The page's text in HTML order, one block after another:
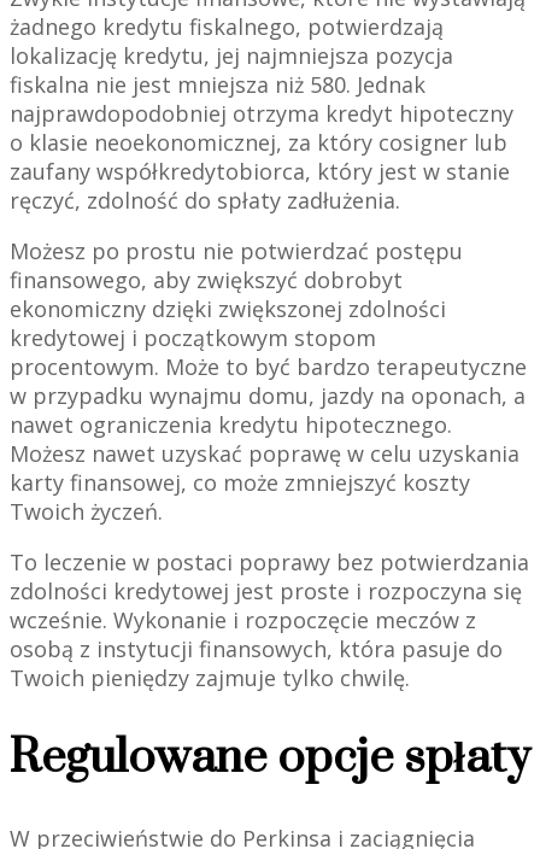
żadnego kredytu fiskalnego, potwierdzają
lokalizację kredytu, jej najmniejsza pozycja
fiskalna nie jest mniejsza niż 580. Jednak
najprawdopodobniej otrzyma kredyt hipoteczny
o klasie neoekonomicznej, za który cosigner lub
zaufany współkredytobiorca, który jest w stanie
ręczyć, zdolność do spłaty zadłużenia.
Możesz po prostu nie potwierdzać postępu
finansowego, aby zwiększyć dobrobyt
ekonomiczny dzięki zwiększonej zdolności
kredytowej i początkowym stopom
procentowym. Może to być bardzo terapeutyczne
w przypadku wynajmu domu, jazdy na oponach, a
nawet ograniczenia kredytu hipotecznego.
Możesz nawet uzyskać poprawę w celu uzyskania
karty finansowej, co może zmniejszyć koszty
Twoich życzeń.
To leczenie w postaci poprawy bez potwierdzania
zdolności kredytowej jest proste i rozpoczyna się
wcześnie. Wykonanie i rozpoczęcie meczów z
osobą z instytucji finansowych, która pasuje do
Twoich pieniędzy zajmuje tylko chwilę.
Regulowane opcje spłaty
W przeciwieństwie do Perkinsa i zaciągnięcia